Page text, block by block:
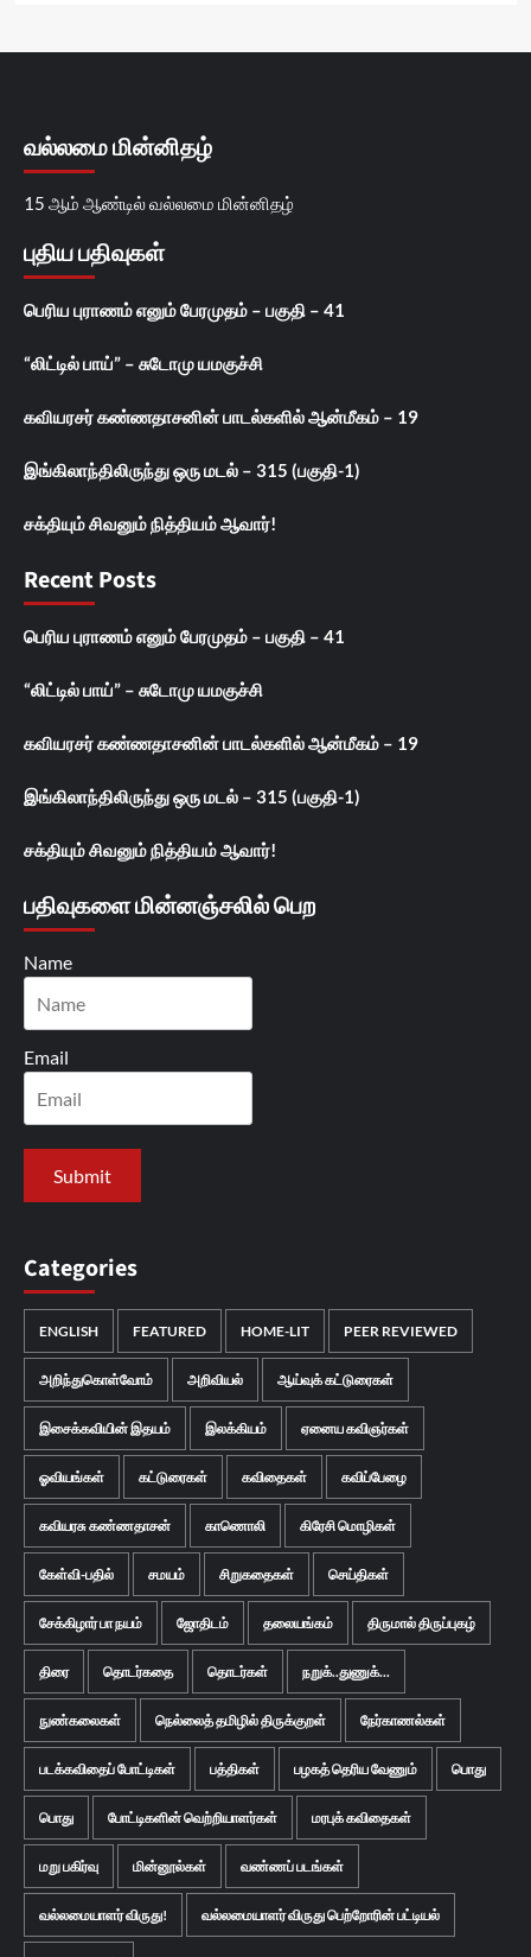
வல்லமை மின்னிதழ்
15 ஆம் ஆண்டில் வல்லமை மின்னிதழ்
புதிய பதிவுகள்
பெரிய புராணம் எனும் பேரமுதம் – பகுதி – 41
“லிட்டில் பாய்” – சுடோமு யமகுச்சி
கவியரசர் கண்ணதாசனின் பாடல்களில் ஆன்மீகம் – 19
இங்கிலாந்திலிருந்து ஒரு மடல் – 315 (பகுதி-1)
சக்தியும் சிவனும் நித்தியம் ஆவார்!
Recent Posts
பெரிய புராணம் எனும் பேரமுதம் – பகுதி – 41
“லிட்டில் பாய்” – சுடோமு யமகுச்சி
கவியரசர் கண்ணதாசனின் பாடல்களில் ஆன்மீகம் – 19
இங்கிலாந்திலிருந்து ஒரு மடல் – 315 (பகுதி-1)
சக்தியும் சிவனும் நித்தியம் ஆவார்!
பதிவுகளை மின்னஞ்சலில் பெற
Name
Email
Categories
ENGLISH FEATURED HOME-LIT PEER REVIEWED
அறிந்துகொள்வோம் அறிவியல் ஆய்வுக் கட்டுரைகள்
இசைக்கவியின் இதயம் இலக்கியம் ஏனைய கவிஞர்கள்
ஓவியங்கள் கட்டுரைகள் கவிதைகள் கவிப்பேழை
கவியரசு கண்ணதாசன் காணொலி கிரேசி மொழிகள்
கேள்வி-பதில் சமயம் சிறுகதைகள் செய்திகள்
சேக்கிழார் பா நயம் ஜோதிடம் தலையங்கம் திருமால் திருப்புகழ்
திரை தொடர்கதை தொடர்கள் நறுக்..துணுக்...
நுண்கலைகள் நெல்லைத் தமிழில் திருக்குறள் நேர்காணல்கள்
படக்கவிதைப் போட்டிகள் பத்திகள் பழகத் தெரிய வேணும் பொது
பொது போட்டிகளின் வெற்றியாளர்கள் மரபுக் கவிதைகள்
மறு பகிர்வு மின்னூல்கள் வண்ணப் படங்கள்
வல்லமையாளர் விருது! வல்லமையாளர் விருது பெற்றோரின் பட்டியல்